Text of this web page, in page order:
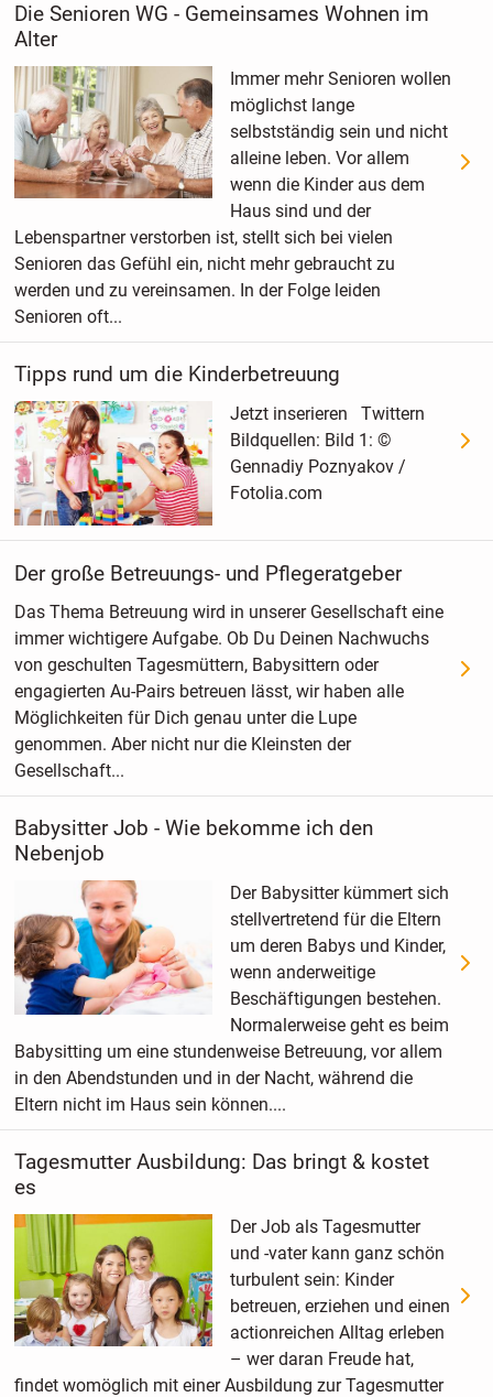
Die Senioren WG - Gemeinsames Wohnen im
Alter
Immer mehr Senioren wollen
möglichst lange
selbstständig sein und nicht
alleine leben. Vor allem
wenn die Kinder aus dem
Haus sind und der
Lebenspartner verstorben ist, stellt sich bei vielen
Senioren das Gefühl ein, nicht mehr gebraucht zu
werden und zu vereinsamen. In der Folge leiden
Senioren oft...
Tipps rund um die Kinderbetreuung
Jetzt inserieren Twittern
Bildquellen: Bild 1: ©
Gennadiy Poznyakov /
Fotolia.com
Der große Betreuungs- und Pflegeratgeber
Das Thema Betreuung wird in unserer Gesellschaft eine
immer wichtigere Aufgabe. Ob Du Deinen Nachwuchs
von geschulten Tagesmüttern, Babysittern oder
engagierten Au-Pairs betreuen lässt, wir haben alle
Möglichkeiten für Dich genau unter die Lupe
genommen. Aber nicht nur die Kleinsten der
Gesellschaft...
Babysitter Job - Wie bekomme ich den
Nebenjob
Der Babysitter kümmert sich
stellvertretend für die Eltern
um deren Babys und Kinder,
wenn anderweitige
Beschäftigungen bestehen.
Normalerweise geht es beim
Babysitting um eine stundenweise Betreuung, vor allem
in den Abendstunden und in der Nacht, während die
Eltern nicht im Haus sein können....
Tagesmutter Ausbildung: Das bringt & kostet
es
Der Job als Tagesmutter
und -vater kann ganz schön
turbulent sein: Kinder
betreuen, erziehen und einen
actionreichen Alltag erleben
– wer daran Freude hat,
findet womöglich mit einer Ausbildung zur Tagesmutter